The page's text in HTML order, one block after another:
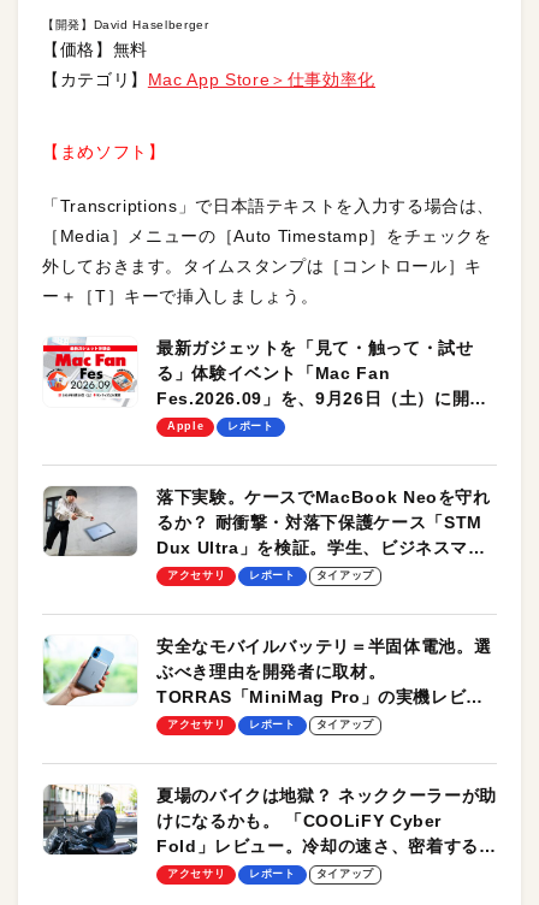
【開発】David Haselberger
【価格】無料
【カテゴリ】 Mac App Store＞仕事効率化
【まめソフト】
「Transcriptions」で日本語テキストを入力する場合は、
［Media］メニューの［Auto Timestamp］をチェックを
外しておきます。タイムスタンプは［コントロール］キ
ー＋［T］キーで挿入しましょう。
最新ガジェットを「見て・触って・試せ
る」体験イベント「Mac Fan
Fes.2026.09」を、9月26日（土）に開催
します！
Apple レポート
落下実験。ケースでMacBook Neoを守れ
るか？ 耐衝撃・対落下保護ケース「STM
Dux Ultra」を検証。学生、ビジネスマン
のモバイルユースに最適！
アクセサリ レポート タイアップ
安全なモバイルバッテリ＝半固体電池。選
ぶべき理由を開発者に取材。
TORRAS「MiniMag Pro」の実機レビュ
ーも
アクセサリ レポート タイアップ
夏場のバイクは地獄？ ネッククーラーが助
けになるかも。 「COOLiFY Cyber
Fold」レビュー。冷却の速さ、密着する冷
却プレート、シンプルな操作性がグッド！
アクセサリ レポート タイアップ